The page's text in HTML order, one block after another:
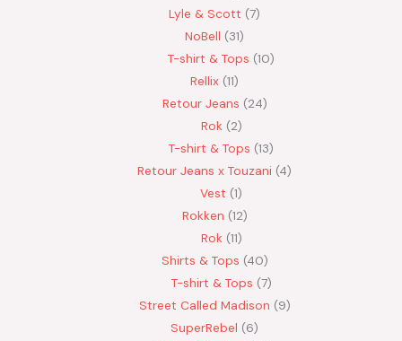
Lyle & Scott 7
NoBell
31
T-shirt & Tops 10
Rellix 11
Retour Jeans 24
Rok 2
T-shirt & Tops 13
Retour Jeans x Touzani 4
Vest 1
Rokken 12
Rok 11
Shirts & Tops 40
T-shirt & Tops 7
Street Called Madison 9
SuperRebel
6